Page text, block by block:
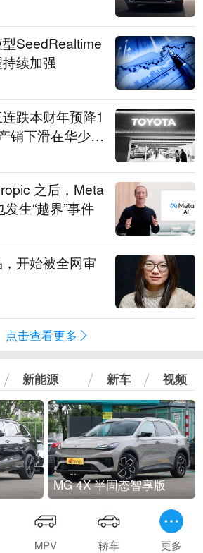
SeedRealtime
续加强
跌本财年预降1
销下滑在华少卖
之后，Meta
生“越界”事件
开始被全网审
点击查看更多
新能源 新车 视频
MG 4X 半固态智享版
MPV 轿车 更多